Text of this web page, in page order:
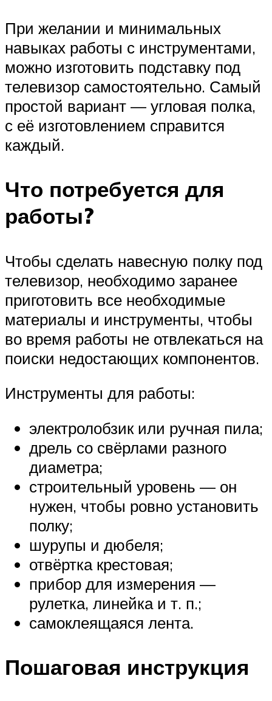
При желании и минимальных
навыках работы с инструментами,
можно изготовить подставку под
телевизор самостоятельно. Самый
простой вариант — угловая полка,
с её изготовлением справится
каждый.
Что потребуется для
работы?
Чтобы сделать навесную полку под
телевизор, необходимо заранее
приготовить все необходимые
материалы и инструменты, чтобы
во время работы не отвлекаться на
поиски недостающих компонентов.
Инструменты для работы:
электролобзик или ручная пила;
дрель со свёрлами разного
диаметра;
строительный уровень — он
нужен, чтобы ровно установить
полку;
шурупы и дюбеля;
отвёртка крестовая;
прибор для измерения —
рулетка, линейка и т. п.;
самоклеящаяся лента.
Пошаговая инструкция